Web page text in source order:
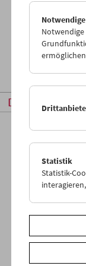
01
Di 26.8.
Notwendige
Statistik
Statistik-